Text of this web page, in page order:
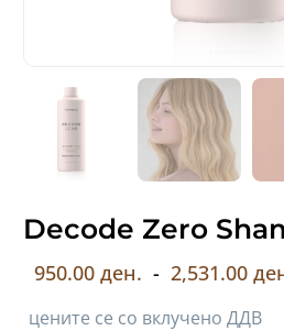
Decode Zero
950.00 ден. - 2,531.00
цените се со вклучено ДДВ